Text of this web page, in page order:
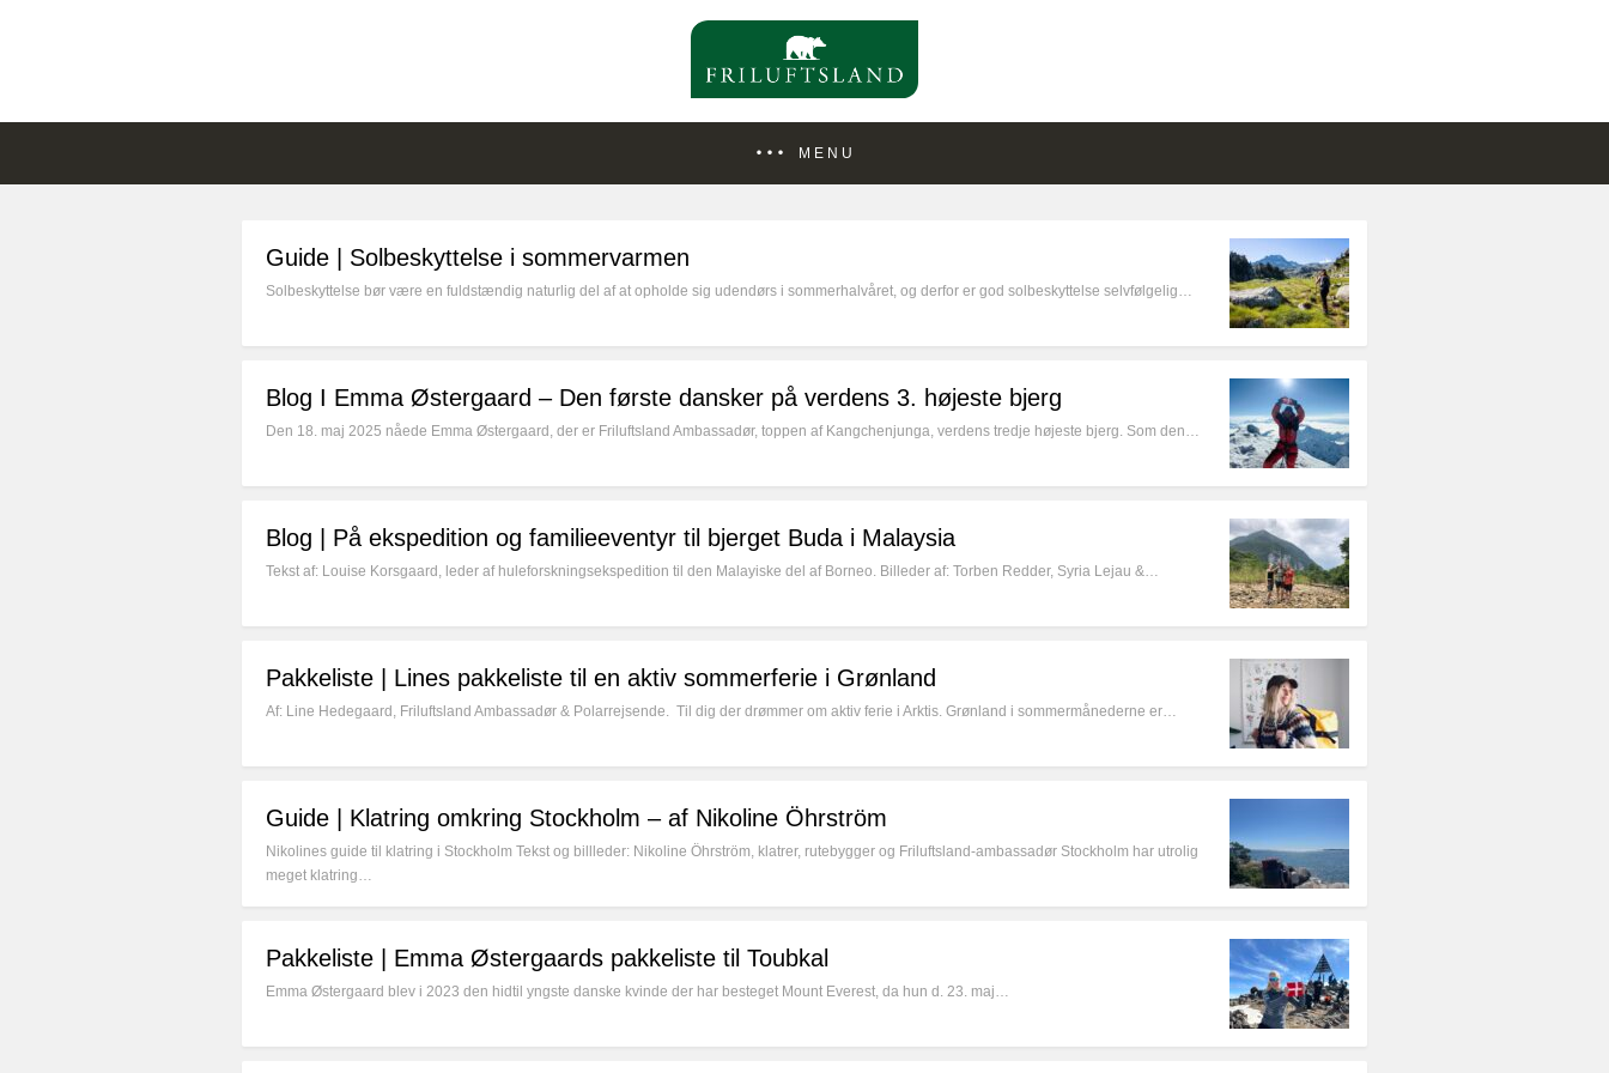
MENU
Guide | Solbeskyttelse i sommervarmen
Solbeskyttelse bør være en fuldstændig naturlig del af at opholde sig udendørs i sommerhalvåret, og derfor er god solbeskyttelse selvfølgelig…
Blog I Emma Østergaard – Den første dansker på verdens 3. højeste bjerg
Den 18. maj 2025 nåede Emma Østergaard, der er Friluftsland Ambassadør, toppen af Kangchenjunga, verdens tredje højeste bjerg. Som den…
Blog | På ekspedition og familieeventyr til bjerget Buda i Malaysia
Tekst af: Louise Korsgaard, leder af huleforskningsekspedition til den Malayiske del af Borneo. Billeder af: Torben Redder, Syria Lejau &…
Pakkeliste | Lines pakkeliste til en aktiv sommerferie i Grønland
Af: Line Hedegaard, Friluftsland Ambassadør & Polarrejsende. Til dig der drømmer om aktiv ferie i Arktis. Grønland i sommermånederne er…
Guide | Klatring omkring Stockholm – af Nikoline Öhrström
Nikolines guide til klatring i Stockholm Tekst og billleder: Nikoline Öhrström, klatrer, rutebygger og Friluftsland-ambassadør Stockholm har utrolig
meget klatring…
Pakkeliste | Emma Østergaards pakkeliste til Toubkal
Emma Østergaard blev i 2023 den hidtil yngste danske kvinde der har besteget Mount Everest, da hun d. 23. maj…